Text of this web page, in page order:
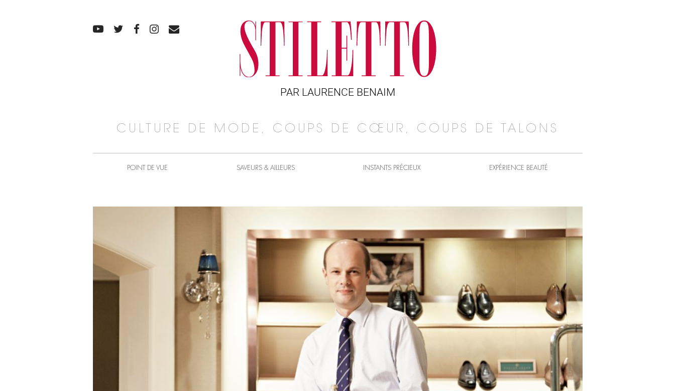
PAR LAURENCE BENAIM
CULTURE DE MODE, COUPS DE CŒUR, COUPS DE TALONS
POINT DE VUE SAVEURS & AILLEURS INSTANTS PRÉCIEUX EXPÉRIENCE BEAUTÉ